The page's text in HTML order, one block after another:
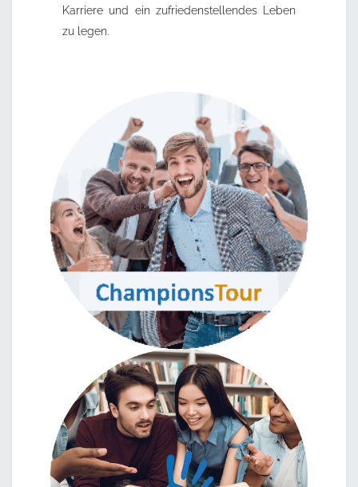
Karriere und ein zufriedenstellendes Leben
zu legen.